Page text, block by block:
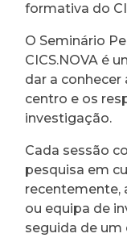
formativa do
O Seminário
CICS.NOVA é
dar a
centro e os
investigação.
Cada sessão
pesquisa em
recentemente,
ou equipa de
seguida de um